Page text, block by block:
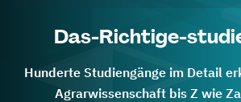
Das-Richtige-
Hunderte Studiengänge im Detail
Agrarwissenschaft bis Z wie